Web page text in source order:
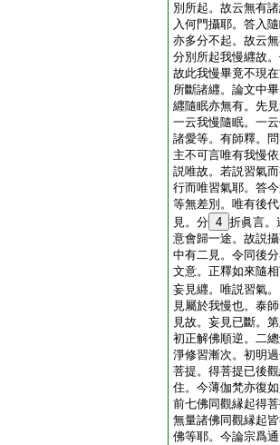
別所起。故云無有
入何門攝耶。答入
亦多分不起。故云
分別所起我慢纒故
故此我慢畢竟不現
所斷諸纒。論文中
纒隨眠亦無有。先
一云我慢隨眠。一
諸愛等。有師釋。
主不可言唯有我慢
説唯故。若説習氣
行而唯習氣耶。答
等無差別。唯有後
見。分 4 折眞言。
意會歸一途。故説
中有二見。令同後
文意。正釋如來隨
妄見纒。唯説習氣
見屬於我慢也。泰
見故。妄見已斷。
初正解佛順逆。二
淨修習漸次。初明
菩提。得菩提已後
住。今薄伽梵亦復
前七佛同觀縁起得
無量諸佛同觀縁起
佛等耶。今論宗爲